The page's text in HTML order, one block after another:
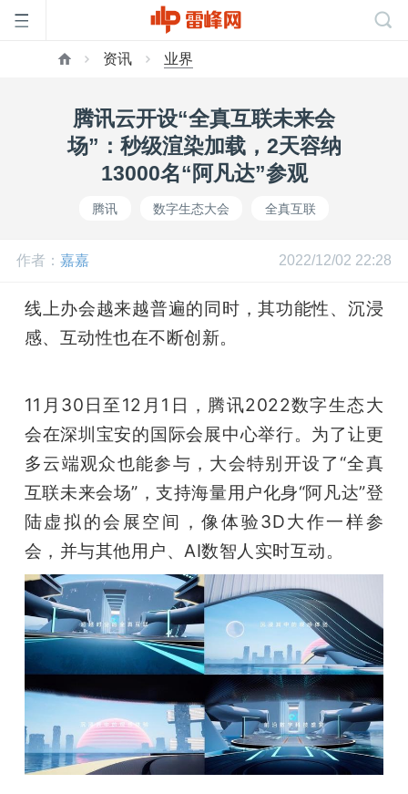
网
开
课
活
动
中
GAIR
资讯 业界
腾讯云开设“全真互联未来会
场”：秒级渲染加载，2天容纳
13000名“阿凡达”参观
腾讯 数字生态大会 全真互联
作者： 嘉嘉 2022/12/02 22:28
线上办会越来越普遍的同时，其功能性、沉浸
感、互动性也在不断创新。
11月30日至12月1日，腾讯2022数字生态大
会在深圳宝安的国际会展中心举行。为了让更
多云端观众也能参与，大会特别开设了“全真
互联未来会场”，支持海量用户化身“阿凡达”登
陆虚拟的会展空间，像体验3D大作一样参
会，并与其他用户、AI数智人实时互动。